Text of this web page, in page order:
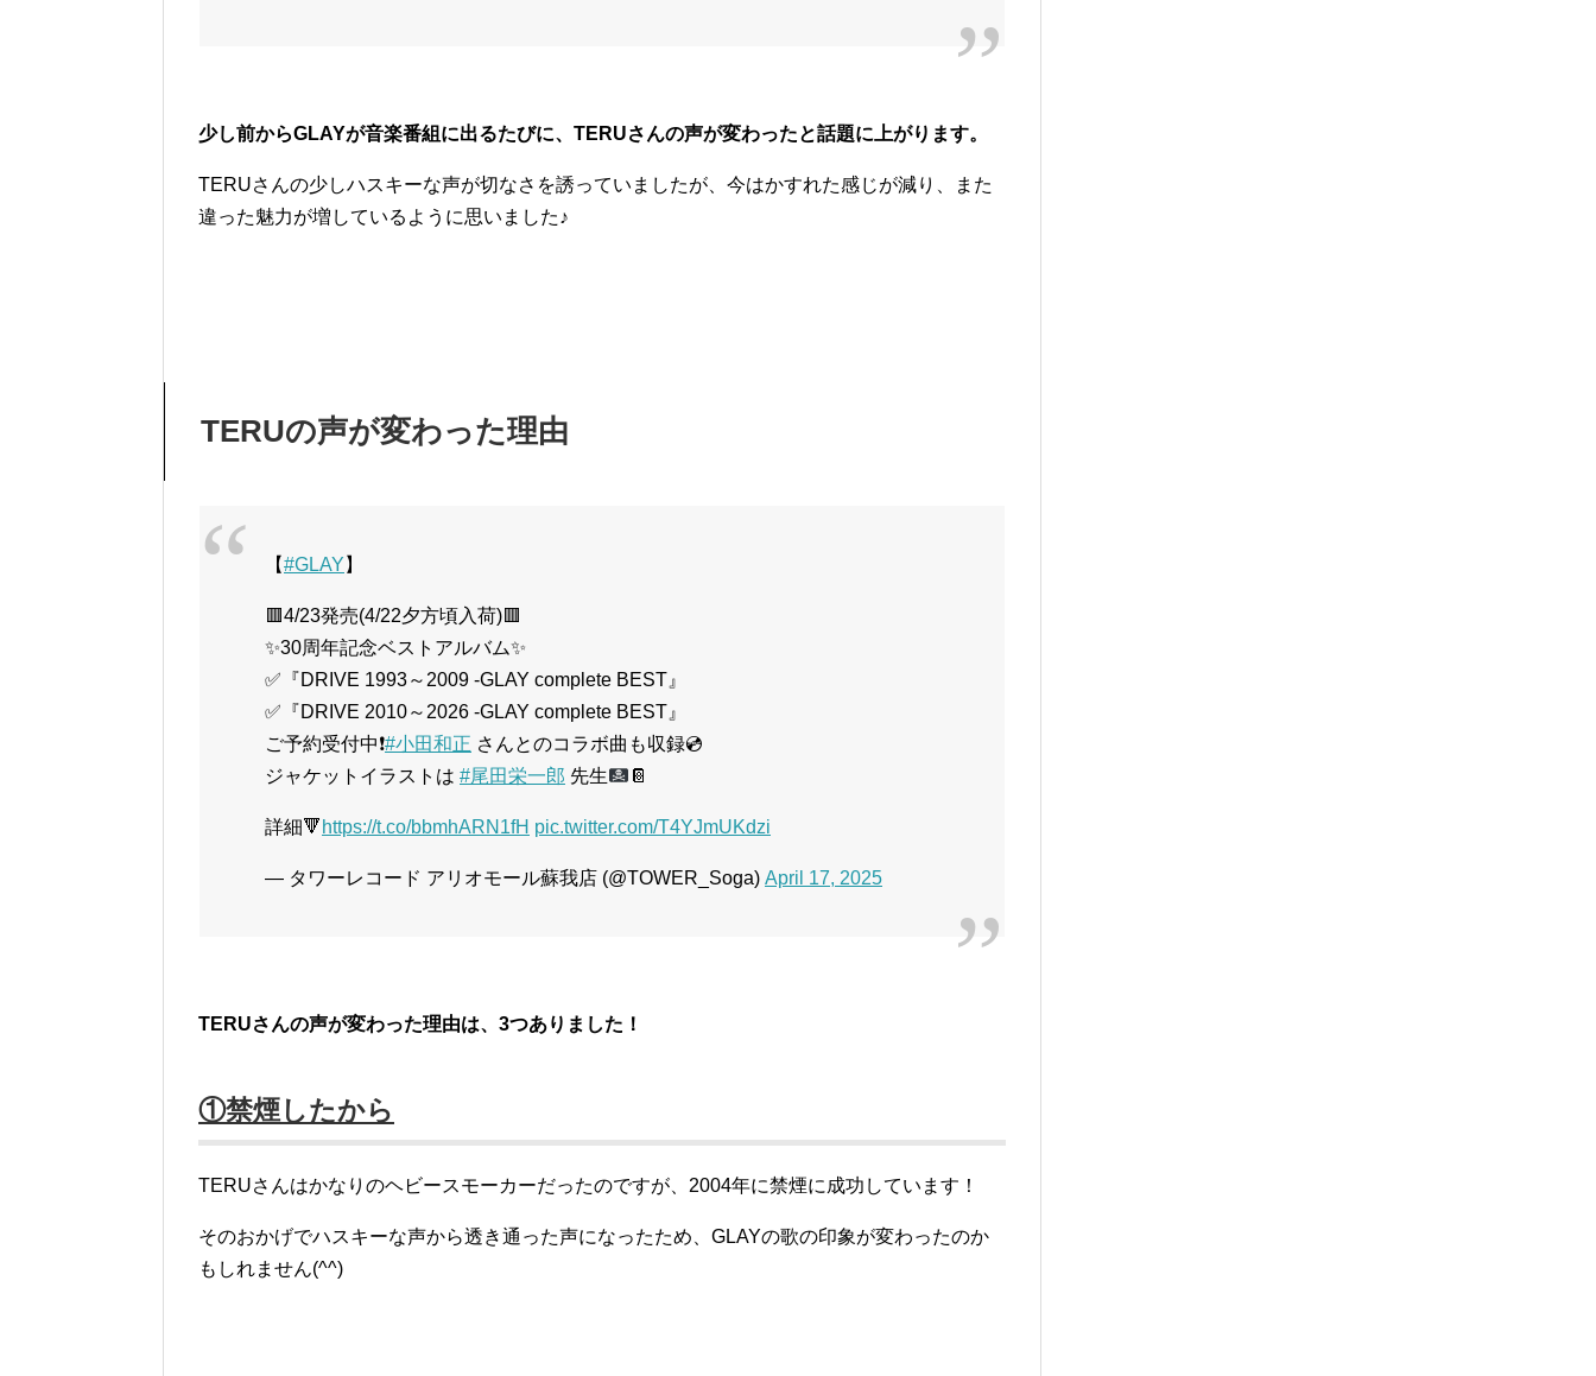
少し前からGLAYが音楽番組に出るたびに、TERUさんの声が変わったと話題に上がります。
TERUさんの少しハスキーな声が切なさを誘っていましたが、今はかすれた感じが減り、また
違った魅力が増しているように思いました♪
TERUの声が変わった理由
【#GLAY 】
🟥4/23発売(4/22夕方頃入荷)🟥
✨30周年記念ベストアルバム✨
✅『DRIVE 1993～2009 -GLAY complete BEST』
✅『DRIVE 2010～2026 -GLAY complete BEST』
ご予約受付中❗️#小田和正 さんとのコラボ曲も収録💿
ジャケットイラストは #尾田栄一郎 先生 📔
詳細🔻 https://t.co/bbmhARN1fH pic.twitter.com/T4YJmUKdzi
— タワーレコード アリオモール蘇我店 (@TOWER_Soga) April 17, 2025
TERUさんの声が変わった理由は、3つありました！
①禁煙したから
TERUさんはかなりのヘビースモーカーだったのですが、2004年に禁煙に成功しています！
そのおかげでハスキーな声から透き通った声になったため、GLAYの歌の印象が変わったのか
もしれません(^^)